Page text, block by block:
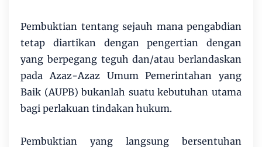
Pembuktian tentang sejauh mana pengabdian
tetap diartikan dengan pengertian dengan
yang berpegang teguh dan/atau berlandaskan
pada Azaz-Azaz Umum Pemerintahan yang
Baik (AUPB) bukanlah suatu kebutuhan utama
bagi perlakuan tindakan hukum.
Pembuktian yang langsung bersentuhan